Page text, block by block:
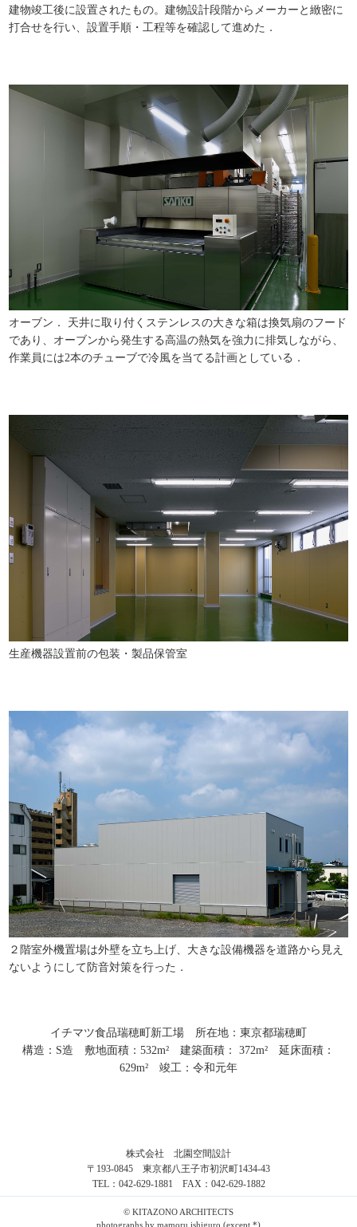
建物竣工後に設置されたもの。建物設計段階からメーカーと緻密に
打合せを行い、設置手順・工程等を確認して進めた．
オーブン． 天井に取り付くステンレスの大きな箱は換気扇のフード
であり、オーブンから発生する高温の熱気を強力に排気しながら、
作業員には2本のチューブで冷風を当てる計画としている．
生産機器設置前の包装・製品保管室
２階室外機置場は外壁を立ち上げ、大きな設備機器を道路から見え
ないようにして防音対策を行った．
イチマツ食品瑞穂町新工場 所在地：東京都瑞穂町
構造：S造 敷地面積：532m² 建築面積： 372m² 延床面積：
629m² 竣工：令和元年
株式会社 北園空間設計
〒193-0845 東京都八王子市初沢町1434-43
TEL：042-629-1881 FAX：042-629-1882
© KITAZONO ARCHITECTS
photographs by mamoru ishiguro (except *)